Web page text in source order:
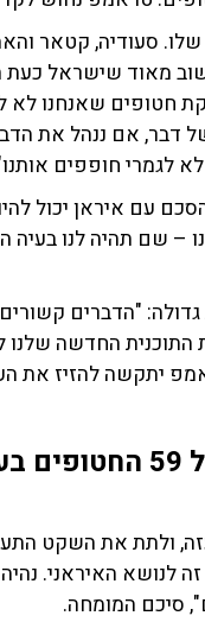
סעודיה, קטאר
מאוד שישראל כעת
שאנחנו לא
דבר, אם ננהל את
לגמרי חופפים
עם איראן יכול
– שם תהיה לנו בעיה
"הדברים
החדשה שלנו
יתקשה להזיז את
"נוכל להגיע עכשיו להסדר
שישחרר את כל 59 החטופים בעזה,
לנושא האיראני.
סיכם המומחה.